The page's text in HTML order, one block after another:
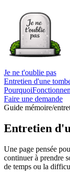
Je ne t'oublie pas
Entretien d'une
Pourquoi
Faire une demande
Guide mémoire/
Entretien
Une page pensée
continuer à prendre
de temps ou la